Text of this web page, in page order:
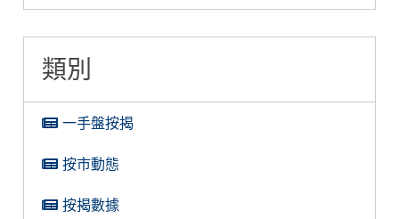
類別
一手盤按揭
按市動態
按揭數據